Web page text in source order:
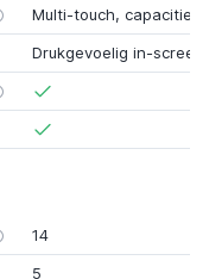
Multi-touch, capacitief
Drukgevoelig in-screen
14
5